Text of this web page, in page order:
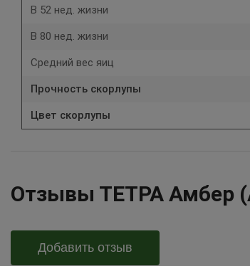
В 52 нед. жизни
В 80 нед. жизни
Средний вес яиц
Прочность скорлупы
Цвет скорлупы
Отзывы ТЕТРА Амбер
Добавить отзыв